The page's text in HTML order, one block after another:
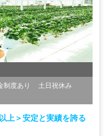
制度あり
土日祝休み
上＞安定と実績を誇る